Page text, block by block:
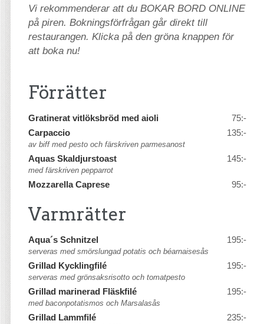
Vi rekommenderar att du BOKAR BORD ONLINE
på piren. Bokningsförfrågan går direkt till
restaurangen. Klicka på den gröna knappen för
att boka nu!
Förrätter
Gratinerat vitlöksbröd med aioli
75:-
Carpaccio
135:-
av biff med pesto och färskriven parmesanost
Aquas Skaldjurstoast 145:-
med färskriven pepparrot
Mozzarella Caprese 95:-
Varmrätter
Aqua´s Schnitzel 195:-
serveras med smörslungad potatis och béarnaisesås
Grillad Kycklingfilé 195:-
serveras med grönsaksrisotto och tomatpesto
Grillad marinerad Fläskfilé 195:-
med baconpotatismos och Marsalasås
Grillad Lammfilé 235:-